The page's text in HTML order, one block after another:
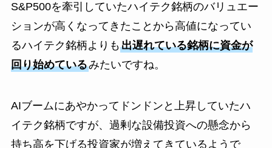
S&P500を牽引していたハイテク銘柄のバリュエー
ションが高くなってきたことから高値になってい
るハイテク銘柄よりも出遅れている銘柄に資金が
回り始めているみたいですね。
AIブームにあやかってドンドンと上昇していたハ
イテク銘柄ですが、過剰な設備投資への懸念から
持ち高を下げる投資家が増えてきているようで